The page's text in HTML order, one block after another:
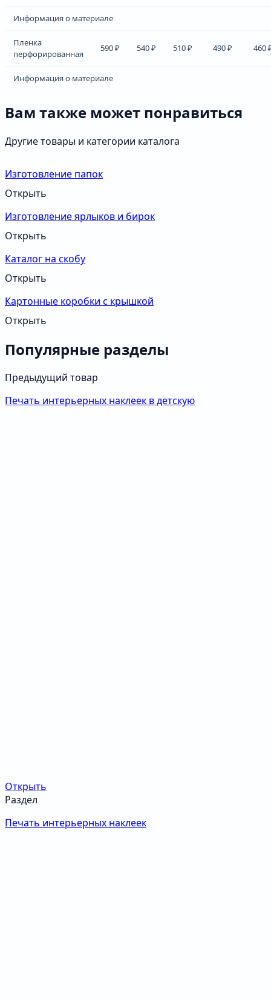
Информация о материале
Пленка
перфорированная
590 ₽ 540 ₽ 510 ₽ 490 ₽ 460
Информация о материале
Вам также может понравиться
Другие товары и категории каталога
Изготовление папок
Открыть
Изготовление ярлыков и бирок
Открыть
Каталог на скобу
Открыть
Картонные коробки с крышкой
Открыть
Популярные разделы
Предыдущий товар
Печать интерьерных наклеек в детскую
Открыть
Раздел
Печать интерьерных наклеек